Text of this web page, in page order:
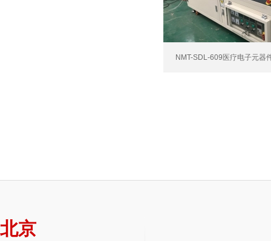
NMT-SDL-609医疗电子元器
北京